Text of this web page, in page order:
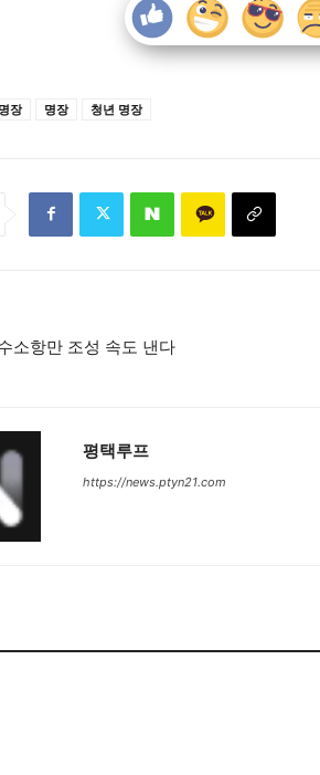
장 명장 청년 명장
소항만 조성 속도 낸다
평택루프
https://news.ptyn21.com